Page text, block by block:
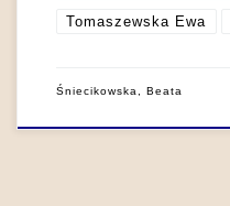
Tomaszewska Ewa
Śniecikowska, Beata